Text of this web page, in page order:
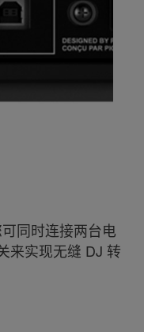
同时连接两台电
来实现无缝 DJ 转